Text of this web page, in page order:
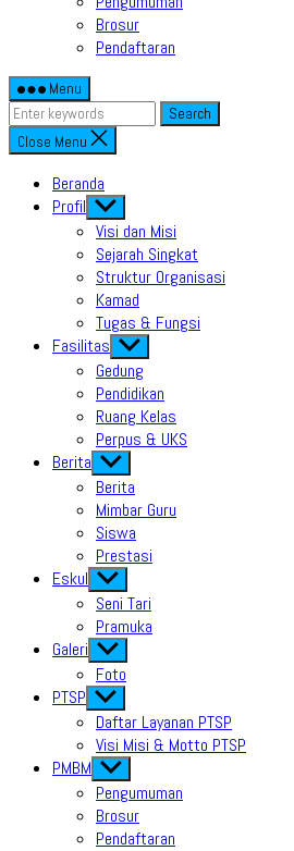
Brosur
Pendaftaran
Menu
Search
Close Menu
Beranda
Profil Show
sub
menu
Visi dan Misi
Sejarah Singkat
Struktur Organisasi
Kamad
Tugas & Fungsi
Fasilitas Show
sub
menu
Gedung
Pendidikan
Ruang Kelas
Perpus & UKS
Berita Show
sub
menu
Berita
Mimbar Guru
Siswa
Prestasi
Eskul Show
sub
menu
Seni Tari
Pramuka
Galeri Show
sub
menu
Foto
PTSP Show
sub
menu
Daftar Layanan PTSP
Visi Misi & Motto PTSP
PMBM Show
sub
menu
Pengumuman
Brosur
Pendaftaran